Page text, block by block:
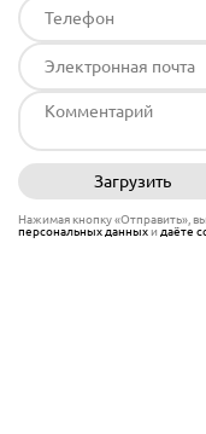
Загрузить
Нажимая кнопку «Отправить»,
персональных данныхи даёте